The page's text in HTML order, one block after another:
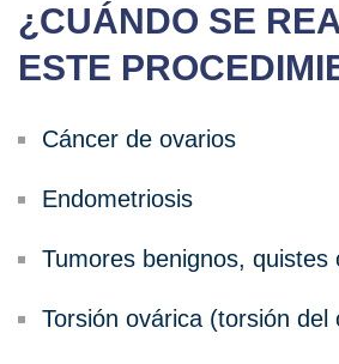
¿CUÁNDO SE
ESTE
Cáncer de ovarios
Endometriosis
Tumores benignos, quistes
Torsión ovárica (torsión del